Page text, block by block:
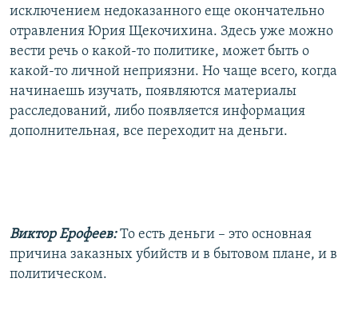
исключением недоказанного еще окончательно
отравления Юрия Щекочихина. Здесь уже можно
вести речь о какой-то политике, может быть о
какой-то личной неприязни. Но чаще всего, когда
начинаешь изучать, появляются материалы
расследований, либо появляется информация
дополнительная, все переходит на деньги.
Виктор Ерофеев:То есть деньги – это основная
причина заказных убийств и в бытовом плане, и в
политическом.